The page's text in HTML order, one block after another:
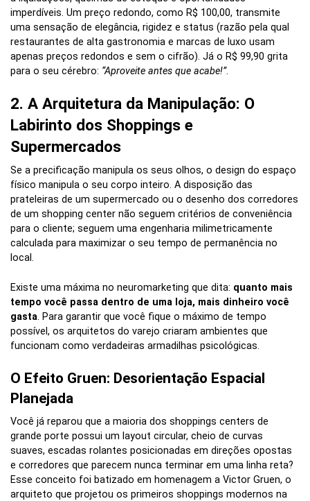
imperdíveis. Um preço redondo, como R$ 100,00, transmite
uma sensação de elegância, rigidez e status (razão pela qual
restaurantes de alta gastronomia e marcas de luxo usam
apenas preços redondos e sem o cifrão). Já o R$ 99,90 grita
para o seu cérebro: “Aproveite antes que acabe!”.
2. A Arquitetura da Manipulação: O
Labirinto dos Shoppings e
Supermercados
Se a precificação manipula os seus olhos, o design do espaço
físico manipula o seu corpo inteiro. A disposição das
prateleiras de um supermercado ou o desenho dos corredores
de um shopping center não seguem critérios de conveniência
para o cliente; seguem uma engenharia milimetricamente
calculada para maximizar o seu tempo de permanência no
local.
Existe uma máxima no neuromarketing que dita: quanto mais
tempo você passa dentro de uma loja, mais dinheiro você
gasta. Para garantir que você fique o máximo de tempo
possível, os arquitetos do varejo criaram ambientes que
funcionam como verdadeiras armadilhas psicológicas.
O Efeito Gruen: Desorientação Espacial
Planejada
Você já reparou que a maioria dos shoppings centers de
grande porte possui um layout circular, cheio de curvas
suaves, escadas rolantes posicionadas em direções opostas
e corredores que parecem nunca terminar em uma linha reta?
Esse conceito foi batizado em homenagem a Victor Gruen, o
arquiteto que projetou os primeiros shoppings modernos na